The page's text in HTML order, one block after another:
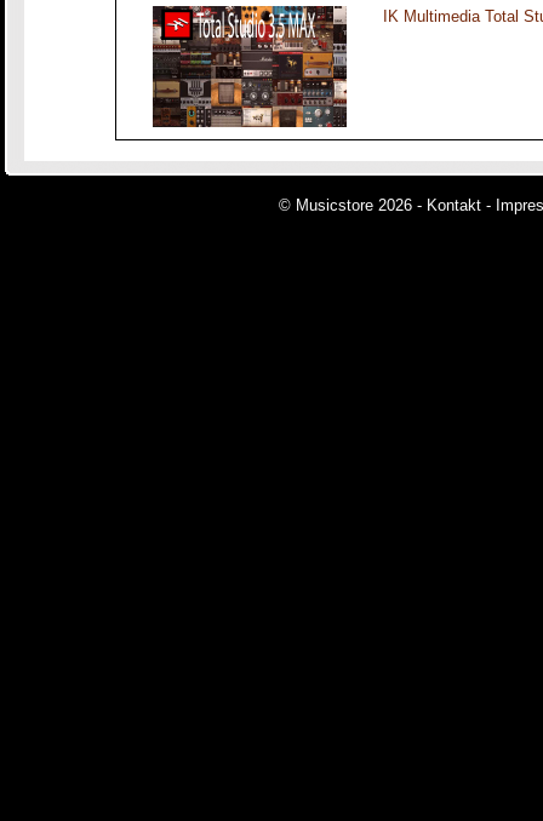
IK Multimedia Total
© Musicstore 2026 - Kontakt -